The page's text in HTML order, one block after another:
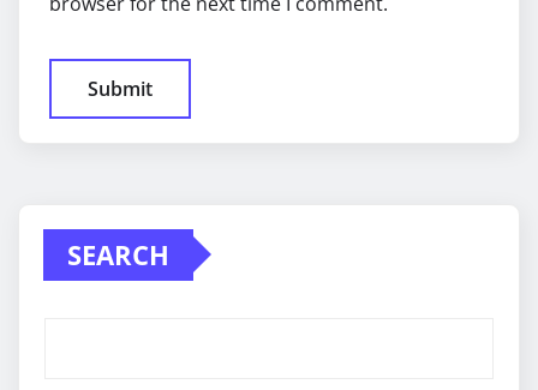
SEARCH